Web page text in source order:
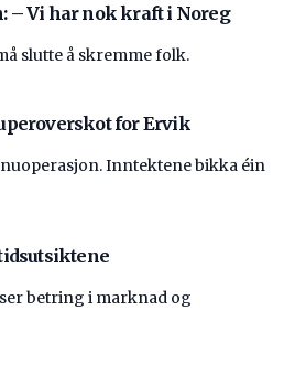
– Vi har nok kraft i Noreg
slutte å skremme folk.
for Ervik
Inntektene bikka éin
betring i marknad og